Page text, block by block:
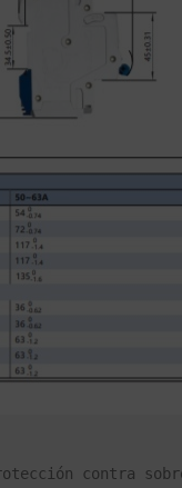
contra